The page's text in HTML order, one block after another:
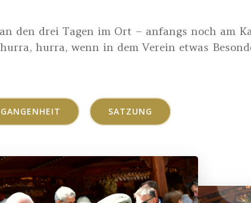
den drei Tagen im Ort – anfangs noch am
hurra, wenn in dem Verein etwas
SATZUNG